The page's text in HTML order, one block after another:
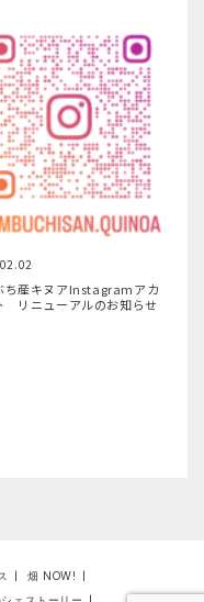
ち産キヌアInstagramアカ
リニューアルのお知らせ
| 畑 NOW! |